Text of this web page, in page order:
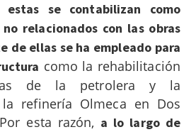
estas se contabilizan como
relacionados con las obras
de ellas se ha empleado para
como la rehabilitación
de la petrolera y la
refinería Olmeca en Dos
esta razón, a lo largo de